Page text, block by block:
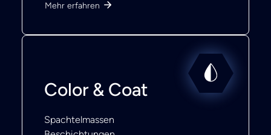
Mehr erfahren
Color & Coat
Spachtelmassen